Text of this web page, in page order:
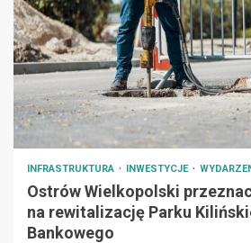
INFRASTRUKTURA INWESTYCJE
Ostrów Wielkopolski
na rewitalizację Parku
Bankowego